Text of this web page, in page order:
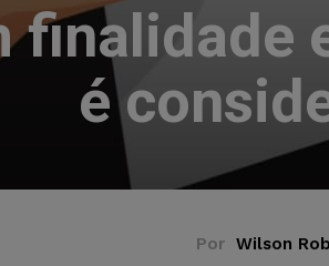
finalidade
é
Por Wilson